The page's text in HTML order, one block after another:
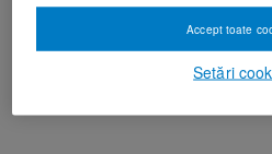
Setări
Accept toate